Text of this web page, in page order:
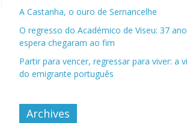
A Castanha, o ouro de Sernancelhe
O regresso do Académico de Viseu: 37
espera chegaram ao fim
Partir para vencer, regressar para viver: a
do emigrante português
Archives